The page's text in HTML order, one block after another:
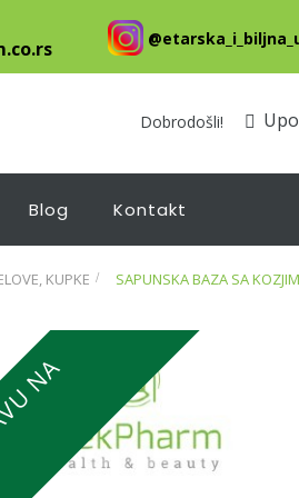
Dobrodošli!
Blog Kontakt
KUPKE > SAPUNSKA BAZA SA